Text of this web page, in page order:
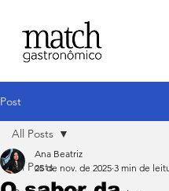
Post
All Posts
All Posts
Ana Beatriz
25 de nov. de 2025 3 min de